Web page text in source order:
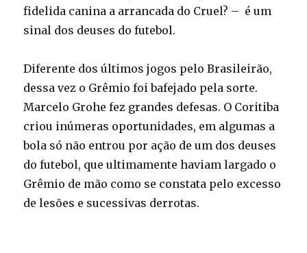
fidelida canina a arrancada do Cruel? – é um
sinal dos deuses do futebol.
Diferente dos últimos jogos pelo Brasileirão,
dessa vez o Grêmio foi bafejado pela sorte.
Marcelo Grohe fez grandes defesas. O Coritiba
criou inúmeras oportunidades, em algumas a
bola só não entrou por ação de um dos deuses
do futebol, que ultimamente haviam largado o
Grêmio de mão como se constata pelo excesso
de lesões e sucessivas derrotas.